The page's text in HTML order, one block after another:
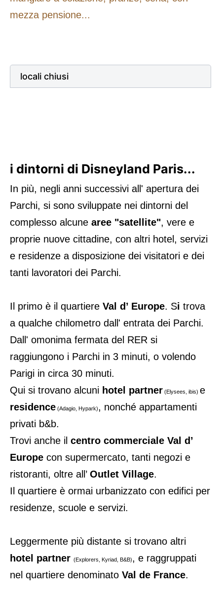
mezza pensione...
locali chiusi
i dintorni di Disneyland Paris...
In più, negli anni successivi all' apertura dei
Parchi, si sono sviluppate nei dintorni del
complesso alcune aree "satellite", vere e
proprie nuove cittadine, con altri hotel, servizi
e residenze a disposizione dei visitatori e dei
tanti lavoratori dei Parchi.
Il primo è il quartiere Val d’ Europe. Si trova
a qualche chilometro dall' entrata dei Parchi.
Dall' omonima fermata del RER si
raggiungono i Parchi in 3 minuti, o volendo
Parigi in circa 30 minuti.
Qui si trovano alcuni hotel partner (Elysees, ibis) e
residence (Adagio, Hypark), nonché appartamenti
privati b&b.
Trovi anche il centro commerciale Val d’
Europe con supermercato, tanti negozi e
ristoranti, oltre all’ Outlet Village.
Il quartiere è ormai urbanizzato con edifici per
residenze, scuole e servizi.
Leggermente più distante si trovano altri
hotel partner (Explorers, Kyriad, B&B), e raggruppati
nel quartiere denominato Val de France.